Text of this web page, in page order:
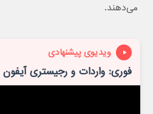
می‌دهند.
ویدیوی پیشنهادی
فوری: واردات و رجیستری آیفون